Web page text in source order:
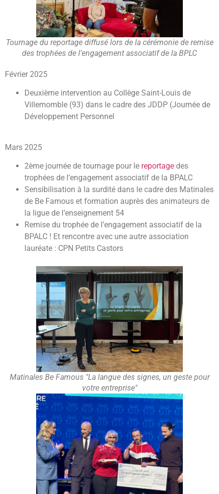
Tournage du reportage diffusé lors de la cérémonie de remise
des trophées de l'engagement associatif de la BPLC
Février 2025
Deuxième intervention au Collège Saint-Louis de
Villemomble (93) dans le cadre des JDDP (Journée de
Développement Personnel
Mars 2025
2ème journée de tournage pour le reportage des
trophées de l’engagement associatif de la BPALC
Sensibilisation à la surdité dans le cadre des Matinales
de Be Famous et formation auprès des animateurs de
la ligue de l’enseignement 54
Remise du trophée de l’engagement associatif de la
BPALC ! Et rencontre avec une autre association
lauréate : CPN Petits Castors
Matinales Be Famous "La langue des signes, un geste pour
votre entreprise"